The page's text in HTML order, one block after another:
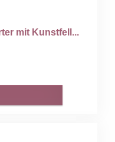
mit Kunstfell...